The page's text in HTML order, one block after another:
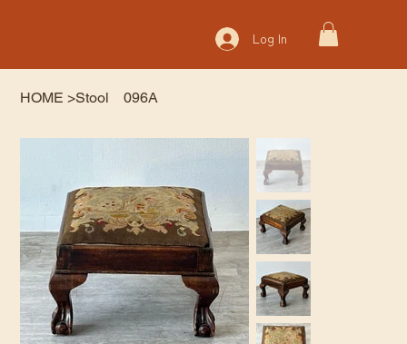
Log In
HOME >Stool 096A